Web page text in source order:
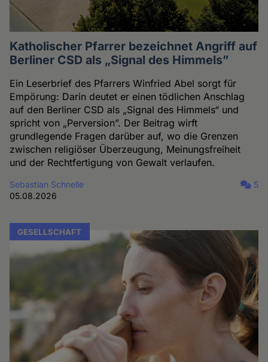
Katholischer Pfarrer bezeichnet Angriff auf
Berliner CSD als „Signal des Himmels”
Ein Leserbrief des Pfarrers Winfried Abel sorgt für
Empörung: Darin deutet er einen tödlichen Anschlag
auf den Berliner CSD als „Signal des Himmels“ und
spricht von „Perversion”. Der Beitrag wirft
grundlegende Fragen darüber auf, wo die Grenzen
zwischen religiöser Überzeugung, Meinungsfreiheit
und der Rechtfertigung von Gewalt verlaufen.
Sebastian Schnelle
05.08.2026
5
GESELLSCHAFT